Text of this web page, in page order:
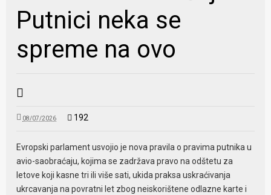
Putnici neka se
spreme na ovo
08/07/2026 192
Evropski parlament usvojio je nova pravila o pravima putnika u
avio-saobraćaju, kojima se zadržava pravo na odštetu za
letove koji kasne tri ili više sati, ukida praksa uskraćivanja
ukrcavanja na povratni let zbog neiskorištene odlazne karte i